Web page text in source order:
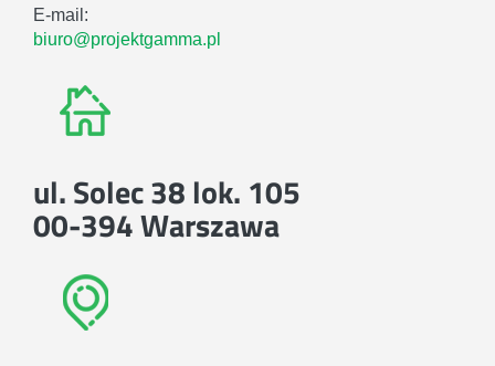
E-mail:
biuro@projektgamma.pl
ul. Solec 38 lok. 105
00-394 Warszawa